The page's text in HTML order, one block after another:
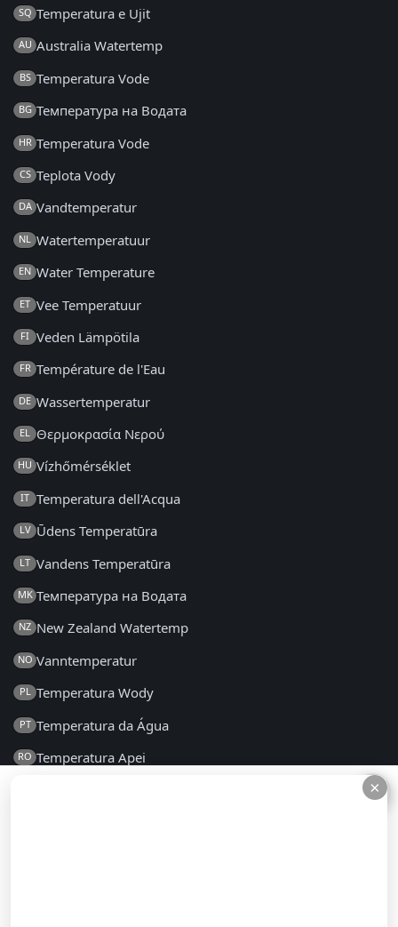
×
SQ Temperatura e Ujit
AU Australia Watertemp
BS Temperatura Vode
BG Температура на Водата
HR Temperatura Vode
CS Teplota Vody
DA Vandtemperatur
NL Watertemperatuur
EN Water Temperature
ET Vee Temperatuur
FI Veden Lämpötila
FR Température de l'Eau
DE Wassertemperatur
EL Θερμοκρασία Νερού
HU Vízhőmérséklet
IT Temperatura dell'Acqua
LV Ūdens Temperatūra
LT Vandens Temperatūra
MK Температура на Водата
NZ New Zealand Watertemp
NO Vanntemperatur
PL Temperatura Wody
PT Temperatura da Água
RO Temperatura Apei
×